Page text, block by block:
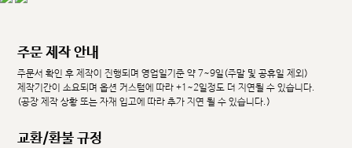
주문 제작 안내
주문서 확인 후 제작이 진행되며 영업일기준 약 7~9일(주말 및 공휴일 제외)
제작기간이 소요되며 옵션 커스텀에 따라 +1~2일정도 더 지연될 수 있습니다.
(공장 제작 상황 또는 자재 입고에 따라 추가 지연 될 수 있습니다.)
교환/환불 규정